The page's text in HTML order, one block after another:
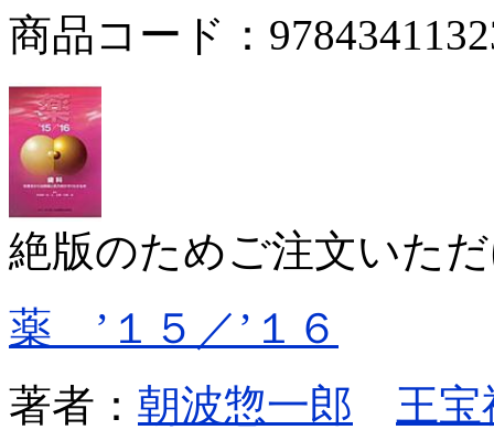
商品コード：
絶版のためご注文いた
薬 ’１５／’１６
著者： 朝波惣一郎
王宝